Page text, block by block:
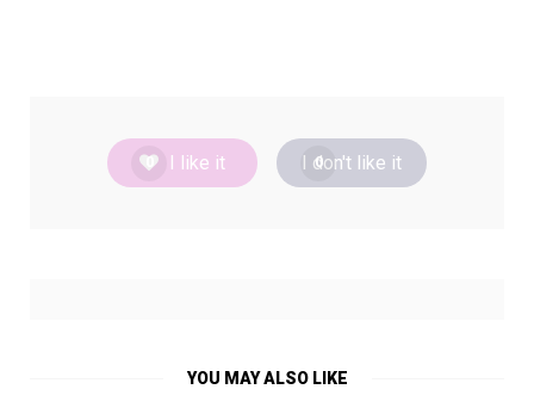
0 I like it 0
I don't like it
YOU MAY ALSO LIKE